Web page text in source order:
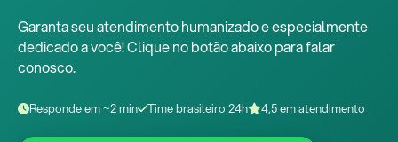
Garanta seu atendimento humanizado e especialmente
dedicado a você! Clique no botão abaixo para falar
conosco.
Responde em ~2 min Time brasileiro 24h 4,5 em atendimento